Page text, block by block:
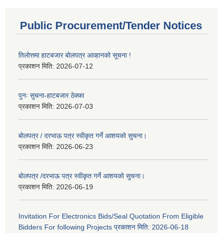
Public Procurement/Tender Notices
तिलोत्तमा हाटबजार बोलपत्र आव्हानको सूचना !
प्रकाशन मिति: 2026-07-12
पुनः सुचना-हाटबजार ठेक्का
प्रकाशन मिति: 2026-07-03
बोलपत्र / दरभाऊ पत्र स्वीकृत गर्ने आशयको सुचना।
प्रकाशन मिति: 2026-06-23
बोलपत्र /दरभाऊ पत्र स्वीकृत गर्ने आशयको सुचना।
प्रकाशन मिति: 2026-06-19
Invitation For Electronics Bids/Seal Quotation From Eligible
Bidders For following Projects प्रकाशन मिति: 2026-06-18